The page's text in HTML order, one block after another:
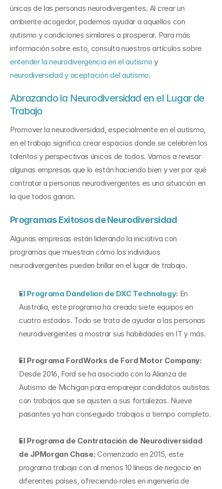
únicas de las personas neurodivergentes. Al crear un
ambiente acogedor, podemos ayudar a aquellos con
autismo y condiciones similares a prosperar. Para más
información sobre esto, consulta nuestros artículos sobre
entender la neurodivergencia en el autismo
y
neurodiversidad y aceptación del autismo.
Abrazando la Neurodiversidad en el Lugar de
Trabajo
Promover la neurodiversidad, especialmente en el autismo,
en el trabajo significa crear espacios donde se celebren los
talentos y perspectivas únicos de todos. Vamos a revisar
algunas empresas que lo están haciendo bien y ver por qué
contratar a personas neurodivergentes es una situación en
la que todos ganan.
Programas Exitosos de Neurodiversidad
Algunas empresas están liderando la iniciativa con
programas que muestran cómo los individuos
neurodivergentes pueden brillar en el lugar de trabajo.
El Programa Dandelion de DXC Technology: En
Australia, este programa ha creado siete equipos en
cuatro estados. Todo se trata de ayudar a las personas
neurodivergentes a mostrar sus habilidades en IT y más.
El Programa FordWorks de Ford Motor Company:
Desde 2016, Ford se ha asociado con la Alianza de
Autismo de Michigan para emparejar candidatos autistas
con trabajos que se ajusten a sus fortalezas. Nueve
pasantes ya han conseguido trabajos a tiempo completo.
El Programa de Contratación de Neurodiversidad
de JPMorgan Chase: Comenzado en 2015, este
programa trabaja con al menos 10 líneas de negocio en
diferentes países, ofreciendo roles en ingeniería de